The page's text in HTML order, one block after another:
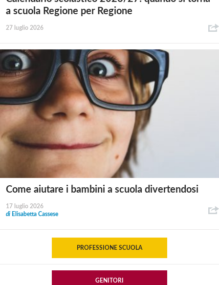
a scuola Regione per Regione
27 luglio 2026
Come aiutare i bambini a scuola divertendosi
17 luglio 2026
di Elisabetta Cassese
PROFESSIONE SCUOLA
GENITORI